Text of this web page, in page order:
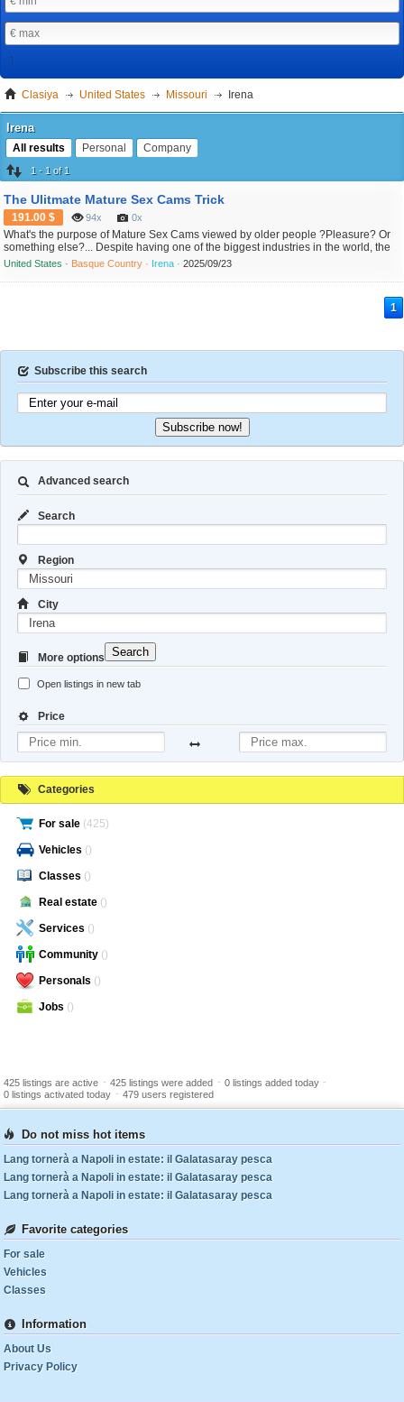
Clasiya United States Missouri Irena
Irena
All results Personal Company
1 - 1 of 1
The Ulitmate Mature Sex Cams Trick
191.00 $ 94x 0x
What's the purpose of Mature Sex Cams viewed by older people ?Pleasure? Or
something else?... Despite having one of the biggest industries in the world, the
adult sector is less willingly discussed. mainly about the Internet activity in this
sector. While mainstream media outlets like CNN, the New York Times, and the
BBC focus on psychological issu...
United States · Basque Country · Irena ·2025/09/23
1
Subscribe this search
Subscribe now!
Advanced search
Search
Region
City
More options
Open listings in new tab
Price
Search
Categories
For sale (425)
Vehicles ()
Classes ()
Real estate ()
Services ()
Community ()
Personals ()
Jobs ()
425 listings are active - 425 listings were added - 0 listings added today -
0 listings activated today - 479 users registered
Do not miss hot items
Lang tornerà a Napoli in estate: il Galatasaray pesca
Lang tornerà a Napoli in estate: il Galatasaray pesca
Lang tornerà a Napoli in estate: il Galatasaray pesca
Favorite categories
For sale
Vehicles
Classes
Information
About Us
Privacy Policy